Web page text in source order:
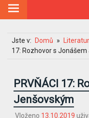
Jste v: Domů
17: Rozhovor s
PRVŇÁCI 17:
Jenšovským
Vloženo 13.10.2019